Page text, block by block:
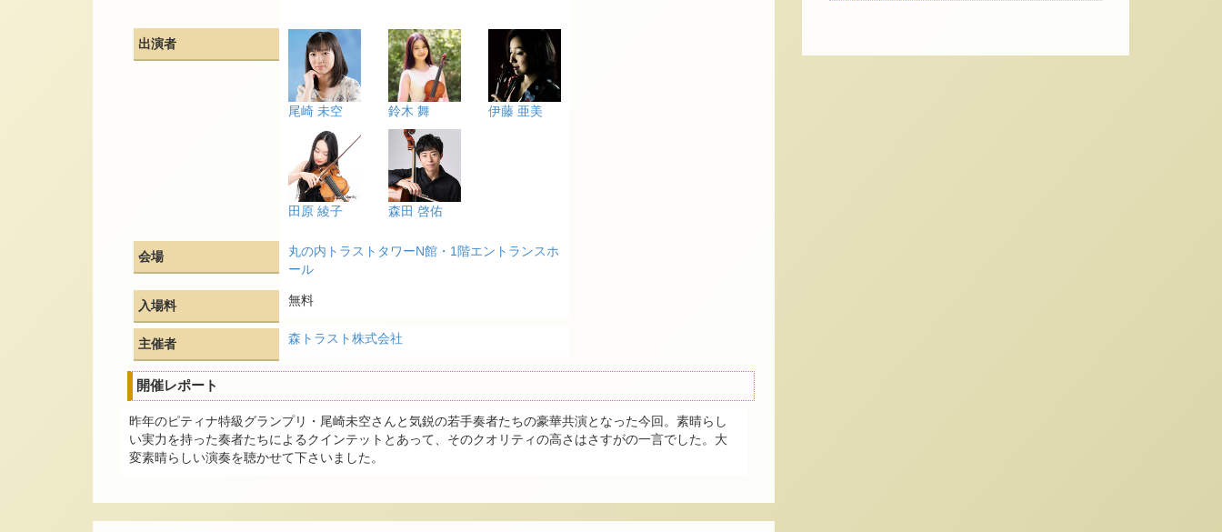
出演者
尾崎 未空 鈴木 舞 伊藤 亜美
田原 綾子 森田 啓佑
会場
丸の内トラストタワーN館・1階エントランスホ
ール
入場料 無料
主催者 森トラスト株式会社
開催レポート
昨年のピティナ特級グランプリ・尾崎未空さんと気鋭の若手奏者たちの豪華共演となった今回。素晴らし
い実力を持った奏者たちによるクインテットとあって、そのクオリティの高さはさすがの一言でした。大
変素晴らしい演奏を聴かせて下さいました。